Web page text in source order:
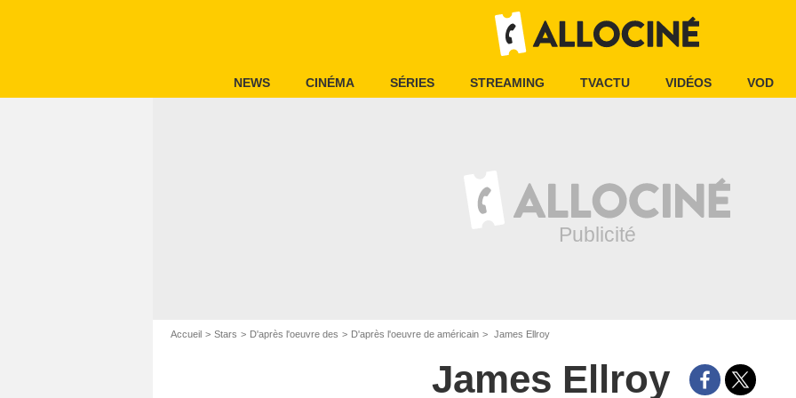
NEWS CINÉMA SÉRIES STREAMING TVACTU VIDÉOS VOD
Accueil Stars D'après l'oeuvre des D'après l'oeuvre de américain James Ellroy
James Ellroy